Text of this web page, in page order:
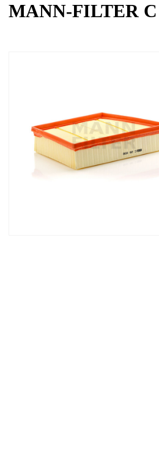
MANN-FILTER